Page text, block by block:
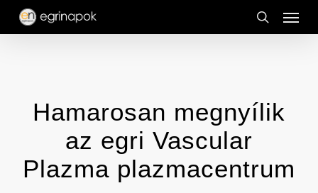
Skip
search
Menu
Hamarosan megnyílik
az egri Vascular
Plazma plazmacentrum